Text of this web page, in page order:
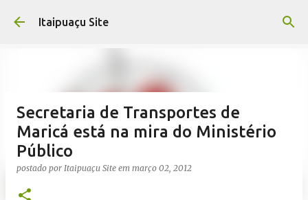
Pular para o conteúdo principal
Itaipuaçu Site
Secretaria de Transportes de
Maricá está na mira do Ministério
Público
postado por Itaipuaçu Site em março 02, 2012